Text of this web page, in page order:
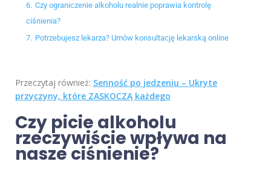
6. Czy ograniczenie alkoholu realnie poprawia kontrolę
ciśnienia?
7. Potrzebujesz lekarza? Umów konsultację lekarską online
Przeczytaj również: Senność po jedzeniu – Ukryte
przyczyny, które ZASKOCZĄ każdego
Czy picie alkoholu
rzeczywiście wpływa na
nasze ciśnienie?